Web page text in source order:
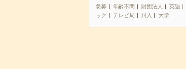
急募 年齢不問 財団法人 英語
ック
テレビ局 封入 大学